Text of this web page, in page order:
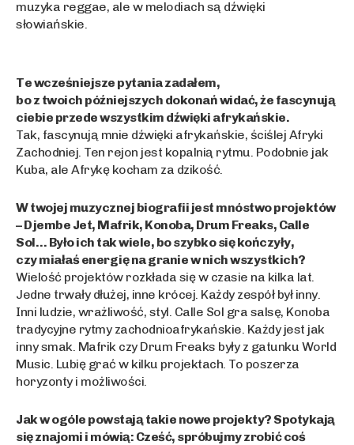
muzyka reggae, ale w melodiach są dźwięki
słowiańskie.
Te wcześniejsze pytania zadałem,
bo z twoich późniejszych dokonań widać, że fascynują
ciebie przede wszystkim dźwięki afrykańskie.
Tak, fascynują mnie dźwięki afrykańskie, ściślej Afryki
Zachodniej. Ten rejon jest kopalnią rytmu. Podobnie jak
Kuba, ale Afrykę kocham za dzikość.
W twojej muzycznej biografii jest mnóstwo projektów
– Djembe Jet, Mafrik, Konoba, Drum Freaks, Calle
Sol… Było ich tak wiele, bo szybko się kończyły,
czy miałaś energię na granie w nich wszystkich?
Wielość projektów rozkłada się w czasie na kilka lat.
Jedne trwały dłużej, inne krócej. Każdy zespół był inny.
Inni ludzie, wrażliwość, styl. Calle Sol gra salsę, Konoba
tradycyjne rytmy zachodnioafrykańskie. Każdy jest jak
inny smak. Mafrik czy Drum Freaks były z gatunku World
Music. Lubię grać w kilku projektach. To poszerza
horyzonty i możliwości.
Jak w ogóle powstają takie nowe projekty? Spotykają
się znajomi i mówią: Cześć, spróbujmy zrobić coś